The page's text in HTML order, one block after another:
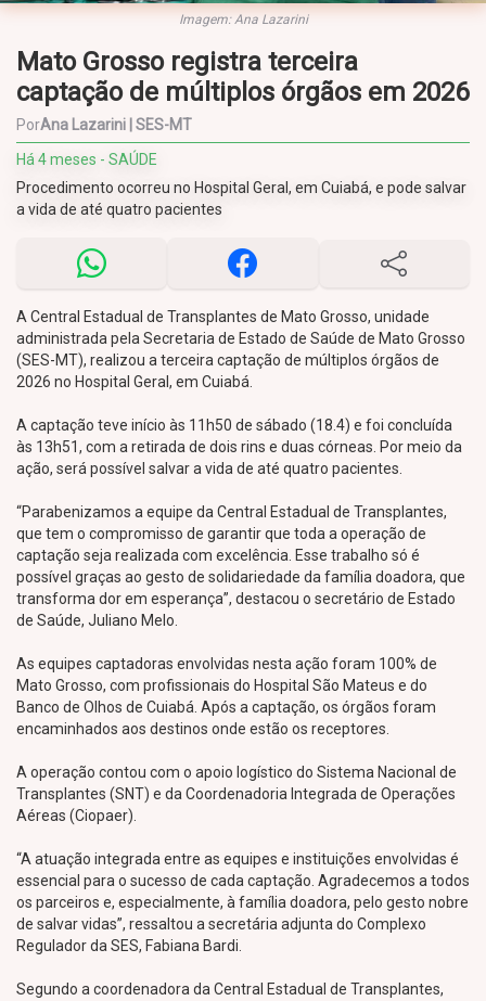
Imagem: Ana Lazarini
Mato Grosso registra terceira
captação de múltiplos órgãos em 2026
PorAna Lazarini | SES-MT
Há 4 meses - SAÚDE
Procedimento ocorreu no Hospital Geral, em Cuiabá, e pode salvar
a vida de até quatro pacientes
A Central Estadual de Transplantes de Mato Grosso, unidade
administrada pela Secretaria de Estado de Saúde de Mato Grosso
(SES-MT), realizou a terceira captação de múltiplos órgãos de
2026 no Hospital Geral, em Cuiabá.
A captação teve início às 11h50 de sábado (18.4) e foi concluída
às 13h51, com a retirada de dois rins e duas córneas. Por meio da
ação, será possível salvar a vida de até quatro pacientes.
“Parabenizamos a equipe da Central Estadual de Transplantes,
que tem o compromisso de garantir que toda a operação de
captação seja realizada com excelência. Esse trabalho só é
possível graças ao gesto de solidariedade da família doadora, que
transforma dor em esperança”, destacou o secretário de Estado
de Saúde, Juliano Melo.
As equipes captadoras envolvidas nesta ação foram 100% de
Mato Grosso, com profissionais do Hospital São Mateus e do
Banco de Olhos de Cuiabá. Após a captação, os órgãos foram
encaminhados aos destinos onde estão os receptores.
A operação contou com o apoio logístico do Sistema Nacional de
Transplantes (SNT) e da Coordenadoria Integrada de Operações
Aéreas (Ciopaer).
“A atuação integrada entre as equipes e instituições envolvidas é
essencial para o sucesso de cada captação. Agradecemos a todos
os parceiros e, especialmente, à família doadora, pelo gesto nobre
de salvar vidas”, ressaltou a secretária adjunta do Complexo
Regulador da SES, Fabiana Bardi.
Segundo a coordenadora da Central Estadual de Transplantes,